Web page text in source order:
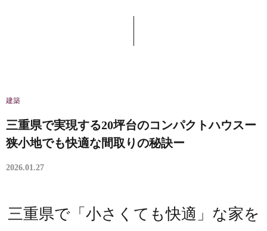
建築
三重県で実現する20坪台のコンパクトハウスー
狭小地でも快適な間取りの秘訣ー
2026.01.27
三重県で「小さくても快適」な家を